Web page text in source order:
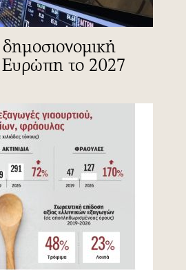
Ευρώπη το 2027